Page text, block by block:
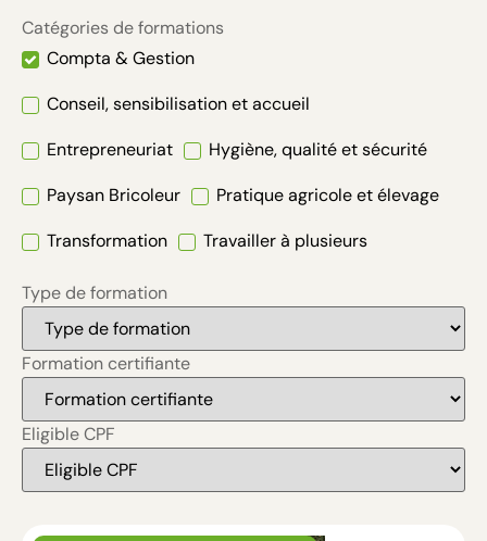
Catégories de formations
Compta & Gestion
Conseil, sensibilisation et accueil
Entrepreneuriat
Hygiène, qualité et sécurité
Paysan Bricoleur
Pratique agricole et élevage
Transformation
Travailler à plusieurs
Type de formation
Formation certifiante
Eligible CPF